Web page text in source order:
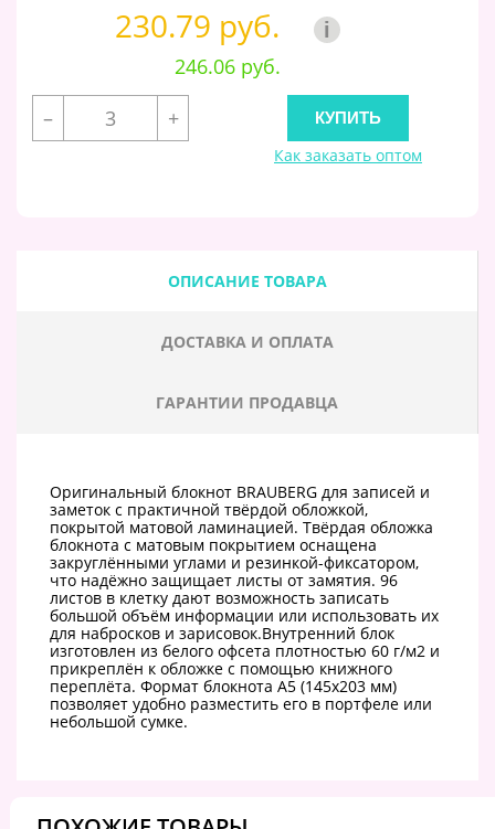
230.79 руб. i
246.06 руб.
–
+
Как заказать оптом
ОПИСАНИЕ ТОВАРА
ДОСТАВКА И ОПЛАТА
ГАРАНТИИ ПРОДАВЦА
Оригинальный блокнот BRAUBERG для записей и
заметок с практичной твёрдой обложкой,
покрытой матовой ламинацией. Твёрдая обложка
блокнота с матовым покрытием оснащена
закруглёнными углами и резинкой-фиксатором,
что надёжно защищает листы от замятия. 96
листов в клетку дают возможность записать
большой объём информации или использовать их
для набросков и зарисовок.Внутренний блок
изготовлен из белого офсета плотностью 60 г/м2 и
прикреплён к обложке с помощью книжного
переплёта. Формат блокнота А5 (145х203 мм)
позволяет удобно разместить его в портфеле или
небольшой сумке.